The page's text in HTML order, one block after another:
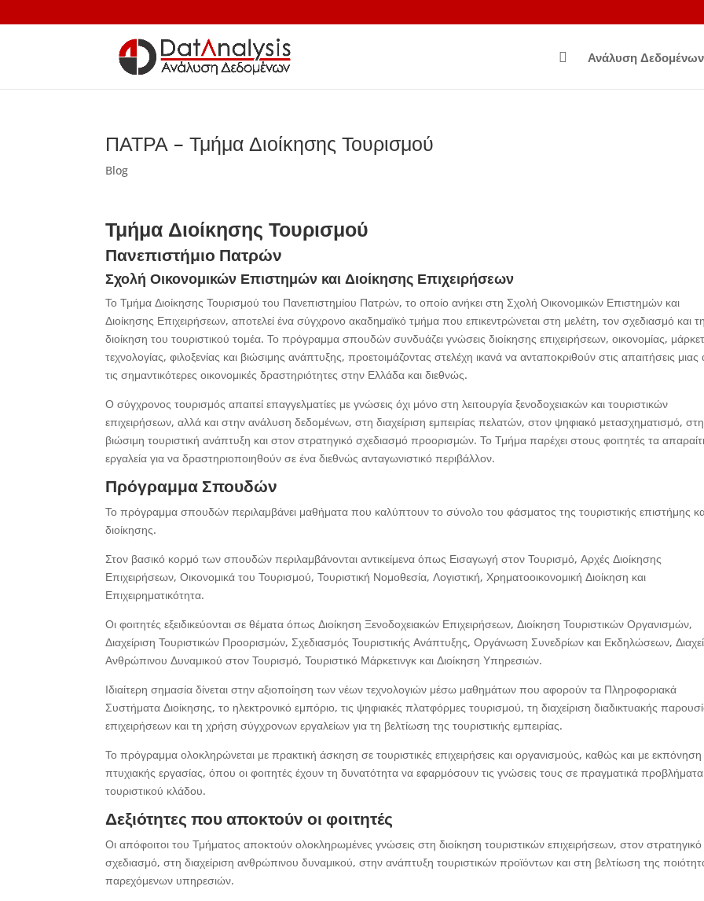
 Ανάλυση Δεδομένων
ΠΑΤΡΑ – Τμήμα Διοίκησης Τουρισμού
Blog
Τμήμα Διοίκησης Τουρισμού
Πανεπιστήμιο Πατρών
Σχολή Οικονομικών Επιστημών και Διοίκησης Επιχειρήσεων
Το Τμήμα Διοίκησης Τουρισμού του Πανεπιστημίου Πατρών, το οποίο ανήκει στη Σχολή Οικονομικών Επιστημών και
Διοίκησης Επιχειρήσεων, αποτελεί ένα σύγχρονο ακαδημαϊκό τμήμα που επικεντρώνεται στη μελέτη, τον σχεδιασμό και τη
διοίκηση του τουριστικού τομέα. Το πρόγραμμα σπουδών συνδυάζει γνώσεις διοίκησης επιχειρήσεων, οικονομίας,
τεχνολογίας, φιλοξενίας και βιώσιμης ανάπτυξης, προετοιμάζοντας στελέχη ικανά να ανταποκριθούν στις απαιτήσεις
τις σημαντικότερες οικονομικές δραστηριότητες στην Ελλάδα και διεθνώς.
Ο σύγχρονος τουρισμός απαιτεί επαγγελματίες με γνώσεις όχι μόνο στη λειτουργία ξενοδοχειακών και τουριστικών
επιχειρήσεων, αλλά και στην ανάλυση δεδομένων, στη διαχείριση εμπειρίας πελατών, στον ψηφιακό μετασχηματισμό, στη
βιώσιμη τουριστική ανάπτυξη και στον στρατηγικό σχεδιασμό προορισμών. Το Τμήμα παρέχει στους φοιτητές τα
εργαλεία για να δραστηριοποιηθούν σε ένα διεθνώς ανταγωνιστικό περιβάλλον.
Πρόγραμμα Σπουδών
Το πρόγραμμα σπουδών περιλαμβάνει μαθήματα που καλύπτουν το σύνολο του φάσματος της τουριστικής επιστήμης
διοίκησης.
Στον βασικό κορμό των σπουδών περιλαμβάνονται αντικείμενα όπως Εισαγωγή στον Τουρισμό, Αρχές Διοίκησης
Επιχειρήσεων, Οικονομικά του Τουρισμού, Τουριστική Νομοθεσία, Λογιστική, Χρηματοοικονομική Διοίκηση και
Επιχειρηματικότητα.
Οι φοιτητές εξειδικεύονται σε θέματα όπως Διοίκηση Ξενοδοχειακών Επιχειρήσεων, Διοίκηση Τουριστικών Οργανισμών,
Διαχείριση Τουριστικών Προορισμών, Σχεδιασμός Τουριστικής Ανάπτυξης, Οργάνωση Συνεδρίων και Εκδηλώσεων,
Ανθρώπινου Δυναμικού στον Τουρισμό, Τουριστικό Μάρκετινγκ και Διοίκηση Υπηρεσιών.
Ιδιαίτερη σημασία δίνεται στην αξιοποίηση των νέων τεχνολογιών μέσω μαθημάτων που αφορούν τα Πληροφοριακά
Συστήματα Διοίκησης, το ηλεκτρονικό εμπόριο, τις ψηφιακές πλατφόρμες τουρισμού, τη διαχείριση διαδικτυακής
επιχειρήσεων και τη χρήση σύγχρονων εργαλείων για τη βελτίωση της τουριστικής εμπειρίας.
Το πρόγραμμα ολοκληρώνεται με πρακτική άσκηση σε τουριστικές επιχειρήσεις και οργανισμούς, καθώς και με εκπόνηση
πτυχιακής εργασίας, όπου οι φοιτητές έχουν τη δυνατότητα να εφαρμόσουν τις γνώσεις τους σε πραγματικά
τουριστικού κλάδου.
Δεξιότητες που αποκτούν οι φοιτητές
Οι απόφοιτοι του Τμήματος αποκτούν ολοκληρωμένες γνώσεις στη διοίκηση τουριστικών επιχειρήσεων, στον στρατηγικό
σχεδιασμό, στη διαχείριση ανθρώπινου δυναμικού, στην ανάπτυξη τουριστικών προϊόντων και στη βελτίωση της
παρεχόμενων υπηρεσιών.